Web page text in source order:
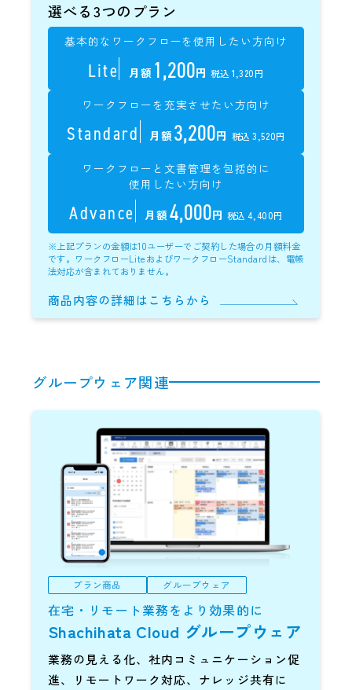
選べる3つのプラン
基本的なワークフローを使用したい方向け
Lite 月額 1,200円税込 1,320円
ワークフローを充実させたい方向け
Standard 月額 3,200円 税込 3,520円
ワークフローと文書管理を包括的に
使用したい方向け
Advance 月額 4,000円 税込 4,400円
※上記プランの金額は10ユーザーでご契約した場合の月額料金
です。ワークフローLiteおよびワークフローStandardは、電帳
法対応が含まれておりません。
商品内容の詳細はこちらから
グループウェア関連
プラン商品 グループウェア
在宅・リモート業務をより効果的に
Shachihata Cloud グループウェア
業務の見える化、社内コミュニケーション促
進、リモートワーク対応、ナレッジ共有に